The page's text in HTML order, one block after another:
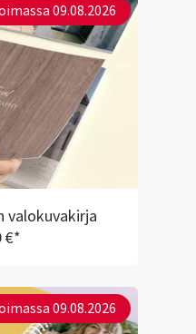
09.08.2026
valokuvakirja
€*
09.08.2026